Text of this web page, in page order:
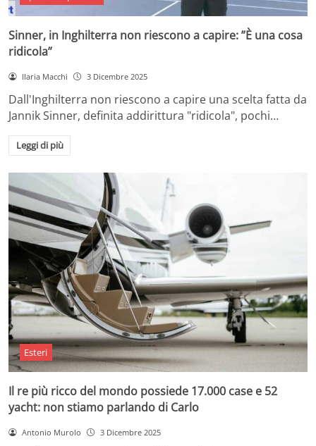
Sinner, in Inghilterra non riescono a capire: ”È una cosa
ridicola”
Ilaria Macchi 3 Dicembre 2025
Dall'Inghilterra non riescono a capire una scelta fatta da
Jannik Sinner, definita addirittura "ridicola", pochi…
Leggi di più
Esteri
Il re più ricco del mondo possiede 17.000 case e 52
yacht: non stiamo parlando di Carlo
Antonio Murolo 3 Dicembre 2025